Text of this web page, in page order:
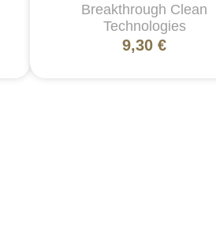
Breakthrough Clean
Technologies
9,30 €